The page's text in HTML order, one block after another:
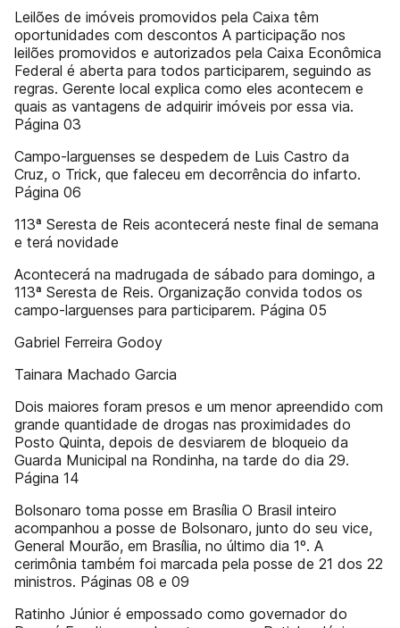
Leilões de imóveis promovidos pela Caixa têm
oportunidades com descontos A participação nos
leilões promovidos e autorizados pela Caixa Econômica
Federal é aberta para todos participarem, seguindo as
regras. Gerente local explica como eles acontecem e
quais as vantagens de adquirir imóveis por essa via.
Página 03
Campo-larguenses se despedem de Luis Castro da
Cruz, o Trick, que faleceu em decorrência do infarto.
Página 06
113ª Seresta de Reis acontecerá neste final de semana
e terá novidade
Acontecerá na madrugada de sábado para domingo, a
113ª Seresta de Reis. Organização convida todos os
campo-larguenses para participarem. Página 05
Gabriel Ferreira Godoy
Tainara Machado Garcia
Dois maiores foram presos e um menor apreendido com
grande quantidade de drogas nas proximidades do
Posto Quinta, depois de desviarem de bloqueio da
Guarda Municipal na Rondinha, na tarde do dia 29.
Página 14
Bolsonaro toma posse em Brasília O Brasil inteiro
acompanhou a posse de Bolsonaro, junto do seu vice,
General Mourão, em Brasília, no último dia 1º. A
cerimônia também foi marcada pela posse de 21 dos 22
ministros. Páginas 08 e 09
Ratinho Júnior é empossado como governador do